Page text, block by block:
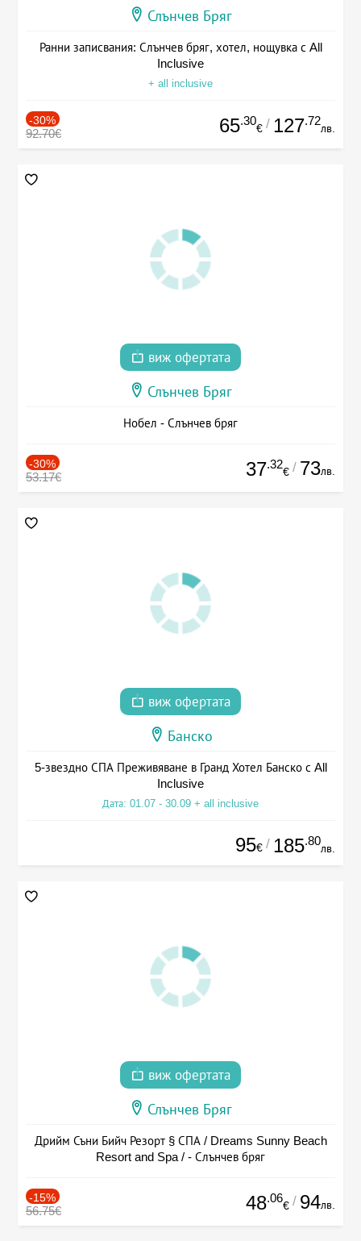
Слънчев Бряг
Ранни записвания: Слънчев бряг, хотел, нощувка с All
Inclusive
+ all inclusive
-30%
92.70€ 65.30
€ / 127.72
лв.
виж офертата
Слънчев Бряг
Нобел - Слънчев бряг
-30%
53.17€ 37.32
€ / 73лв.
виж офертата
Банско
5-звездно СПА Преживяване в Гранд Хотел Банско с All
Inclusive
Дата: 01.07 - 30.09 + all inclusive
95€ / 185.80
лв.
виж офертата
Слънчев Бряг
Дрийм Съни Бийч Резорт § СПА / Dreams Sunny Beach
Resort and Spa / - Слънчев бряг
-15%
56.75€ 48.06
€ / 94лв.